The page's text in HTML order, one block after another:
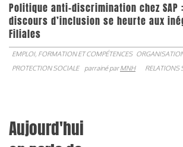
Politique anti-discrimination chez SAP
discours d’inclusion se heurte aux
Filiales
EMPLOI, FORMATION ET COMPÉTENCES
PROTECTION SOCIALE
parrainé parMNH RELATIONS
Aujourd'hui